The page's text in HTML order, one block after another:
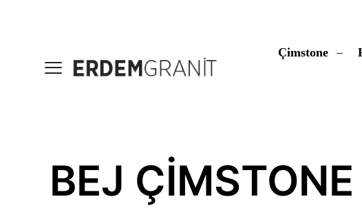
Çimstone
BEJ